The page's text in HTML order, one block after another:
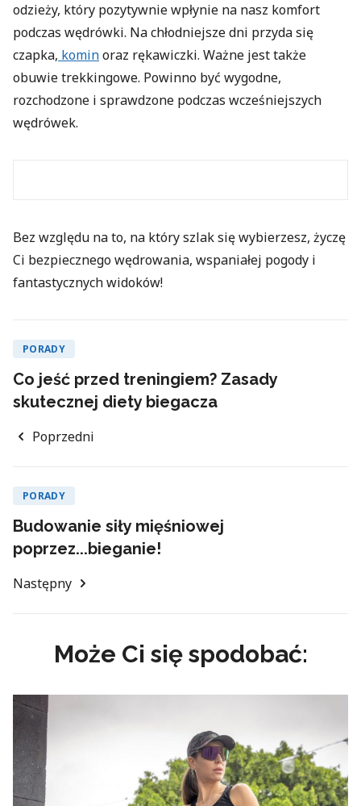
odzieży, który pozytywnie wpłynie na nasz komfort
podczas wędrówki. Na chłodniejsze dni przyda się
czapka, kominoraz rękawiczki. Ważne jest także
obuwie trekkingowe. Powinno być wygodne,
rozchodzone i sprawdzone podczas wcześniejszych
wędrówek.
Bez względu na to, na który szlak się wybierzesz, życzę
Ci bezpiecznego wędrowania, wspaniałej pogody i
fantastycznych widoków!
PORADY
Co jeść przed treningiem? Zasady
skutecznej diety biegacza
Poprzedni
PORADY
Budowanie siły mięśniowej
poprzez...bieganie!
Następny
Może Ci się spodobać: